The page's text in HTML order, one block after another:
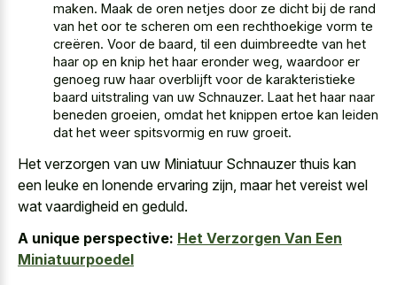
maken. Maak de oren netjes door ze dicht bij de rand
van het oor te scheren om een rechthoekige vorm te
creëren. Voor de baard, til een duimbreedte van het
haar op en knip het haar eronder weg, waardoor er
genoeg ruw haar overblijft voor de karakteristieke
baard uitstraling van uw Schnauzer. Laat het haar naar
beneden groeien, omdat het knippen ertoe kan leiden
dat het weer spitsvormig en ruw groeit.
Het verzorgen van uw Miniatuur Schnauzer thuis kan
een leuke en lonende ervaring zijn, maar het vereist wel
wat vaardigheid en geduld.
A unique perspective: Het Verzorgen Van Een
Miniatuurpoedel